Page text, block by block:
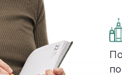
жить в Междуречье
до 50
Месопотамии люди
помогали
полей, что